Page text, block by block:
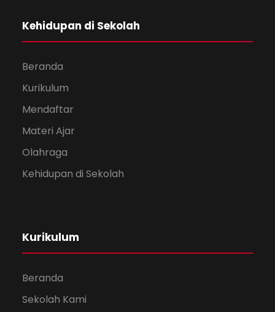
Kehidupan di Sekolah
Beranda
Kurikulum
Mendaftar
Materi Ajar
Olahraga
Kehidupan di Sekolah
Kurikulum
Beranda
Sekolah Kami